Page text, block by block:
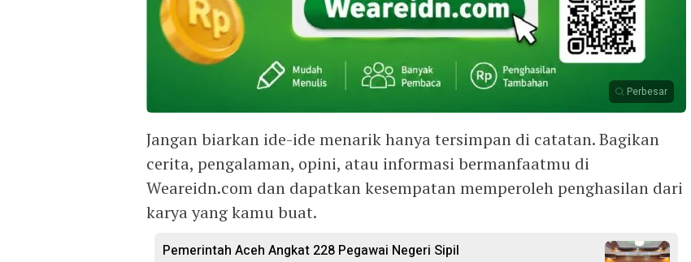
Perbesar
Jangan biarkan ide-ide menarik hanya tersimpan di catatan. Bagikan
cerita, pengalaman, opini, atau informasi bermanfaatmu di
Weareidn.com dan dapatkan kesempatan memperoleh penghasilan dari
karya yang kamu buat.
Pemerintah Aceh Angkat 228 Pegawai Negeri Sipil